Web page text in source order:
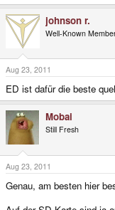
johnson r.
Well-Known
Aug 23, 2011
ED ist dafür die beste
Mobai
Still Fresh
Aug 23, 2011
Genau, am besten hier